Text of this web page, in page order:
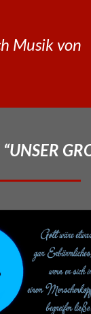
Musik von